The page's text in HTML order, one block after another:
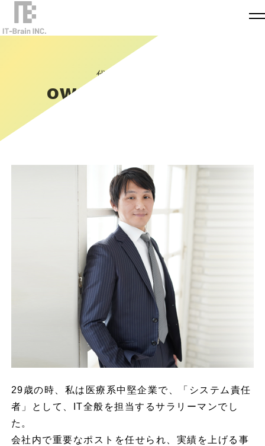
代表メッセージ
OWNER MESSEAGE
29歳の時、私は医療系中堅企業で、「システム責任
者」として、IT全般を担当するサラリーマンでし
た。
会社内で重要なポストを任せられ、実績を上げる事